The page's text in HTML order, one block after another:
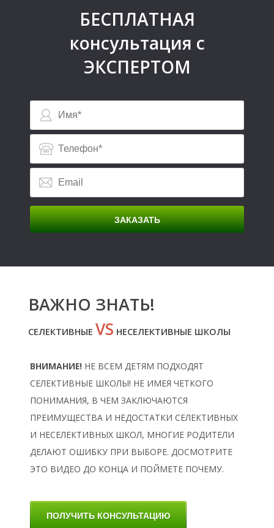
О
Л
БЕСПЛАТНАЯ
консультация с
ЭКСПЕРТОМ
ЗАКАЗАТЬ
ВАЖНО ЗНАТЬ!
СЕЛЕКТИВНЫЕ VS НЕСЕЛЕКТИВНЫЕ ШКОЛЫ
ВНИМАНИЕ! НЕ ВСЕМ ДЕТЯМ ПОДХОДЯТ
СЕЛЕКТИВНЫЕ ШКОЛЫ! НЕ ИМЕЯ ЧЕТКОГО
ПОНИМАНИЯ, В ЧЕМ ЗАКЛЮЧАЮТСЯ
ПРЕИМУЩЕСТВА И НЕДОСТАТКИ СЕЛЕКТИВНЫХ
И НЕСЕЛЕКТИВНЫХ ШКОЛ, МНОГИЕ РОДИТЕЛИ
ДЕЛАЮТ ОШИБКУ ПРИ ВЫБОРЕ. ДОСМОТРИТЕ
ЭТО ВИДЕО ДО КОНЦА И ПОЙМЕТЕ ПОЧЕМУ.
ПОЛУЧИТЬ КОНСУЛЬТАЦИЮ